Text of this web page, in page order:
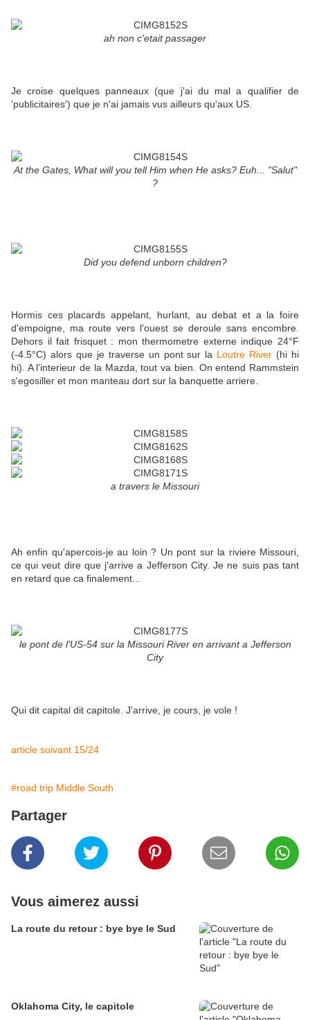
ah non c'etait passager
Je croise quelques panneaux (que j'ai du mal a qualifier de
'publicitaires') que je n'ai jamais vus ailleurs qu'aux US.
At the Gates, What will you tell Him when He asks? Euh... "Salut"
?
Did you defend unborn children?
Hormis ces placards appelant, hurlant, au debat et a la foire
d'empoigne, ma route vers l'ouest se deroule sans encombre.
Dehors il fait frisquet : mon thermometre externe indique 24°F
(-4.5°C) alors que je traverse un pont sur la Loutre River (hi hi
hi). A l'interieur de la Mazda, tout va bien. On entend Rammstein
s'egosiller et mon manteau dort sur la banquette arriere.
a travers le Missouri
Ah enfin qu'apercois-je au loin ? Un pont sur la riviere Missouri,
ce qui veut dire que j'arrive a Jefferson City. Je ne suis pas tant
en retard que ca finalement...
le pont de l'US-54 sur la Missouri River en arrivant a Jefferson
City
Qui dit capital dit capitole. J'arrive, je cours, je vole !
article suivant 15/24
#road trip Middle South
Partager
Vous aimerez aussi
La route du retour : bye bye le Sud
Oklahoma City, le capitole